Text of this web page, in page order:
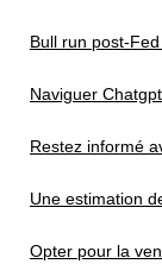
Bull run post-Fed
Naviguer
Restez informé
Une estimation
Opter pour la